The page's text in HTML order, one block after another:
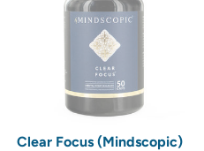
Clear Focus (Mindscopic)